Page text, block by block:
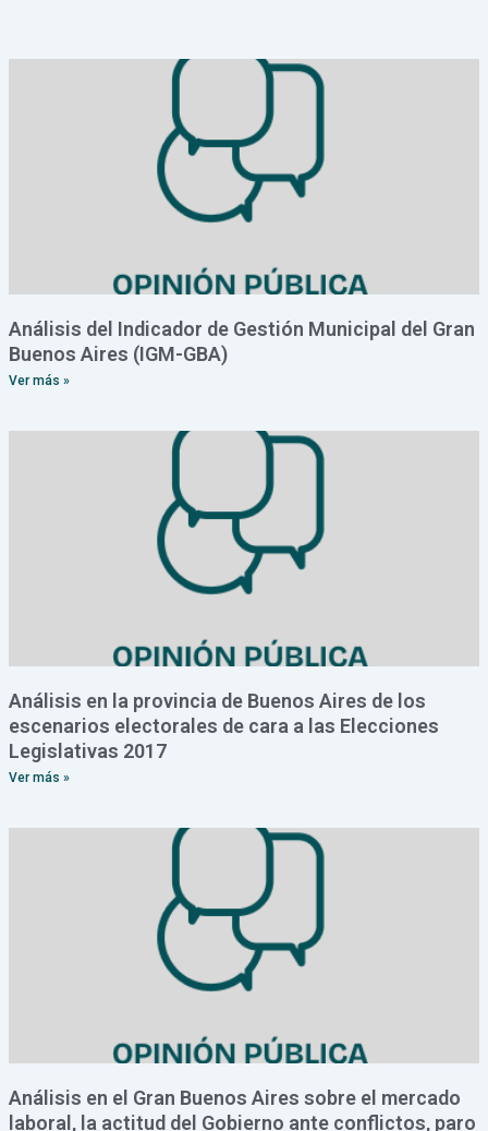
Análisis del Indicador de Gestión Municipal del Gran
Buenos Aires (IGM-GBA)
Ver más »
Análisis en la provincia de Buenos Aires de los
escenarios electorales de cara a las Elecciones
Legislativas 2017
Ver más »
Análisis en el Gran Buenos Aires sobre el mercado
laboral, la actitud del Gobierno ante conflictos, paro